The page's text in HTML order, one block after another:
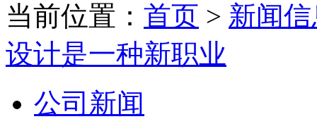
当前位置： 首页 > 新闻
设计是一种新职业
公司新闻